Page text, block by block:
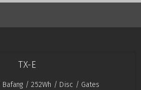
TX-E
/ 252Wh / Disc / Gates